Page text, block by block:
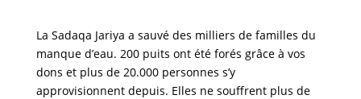
La Sadaqa Jariya a sauvé des milliers de familles du
manque d’eau. 200 puits ont été forés grâce à vos
dons et plus de 20.000 personnes s’y
approvisionnent depuis. Elles ne souffrent plus de